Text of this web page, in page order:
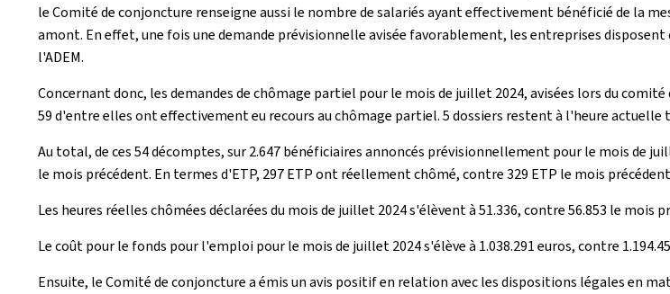
le Comité de conjoncture renseigne aussi le nombre de salariés ayant effectivement bénéficié de la
amont. En effet, une fois une demande prévisionnelle avisée favorablement, les entreprises
l'ADEM.
Concernant donc, les demandes de chômage partiel pour le mois de juillet 2024, avisées lors du
59 d'entre elles ont effectivement eu recours au chômage partiel. 5 dossiers restent à l'heure
Au total, de ces 54 décomptes, sur 2.647 bénéficiaires annoncés prévisionnellement pour le mois de
le mois précédent. En termes d'ETP, 297 ETP ont réellement chômé, contre 329 ETP le mois
Les heures réelles chômées déclarées du mois de juillet 2024 s'élèvent à 51.336, contre 56.853 le mois
Le coût pour le fonds pour l'emploi pour le mois de juillet 2024 s'élève à 1.038.291 euros, contre
Ensuite, le Comité de conjoncture a émis un avis positif en relation avec les dispositions légales en